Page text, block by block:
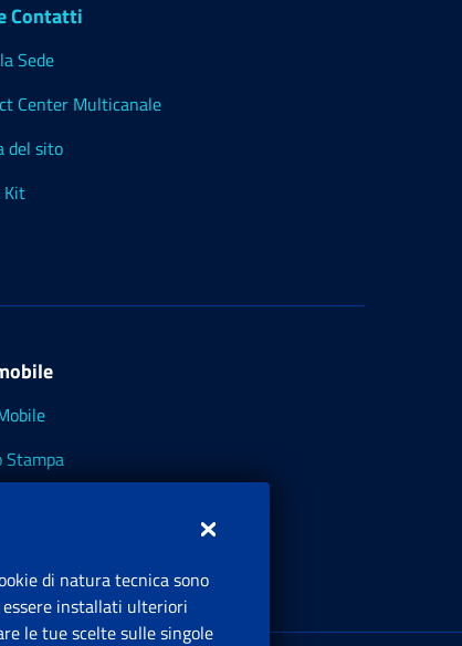
Contatti
Sede
Center Multicanale
del sito
Kit
Stampa
di natura tecnica sono
essere installati ulteriori
le tue scelte sulle singole